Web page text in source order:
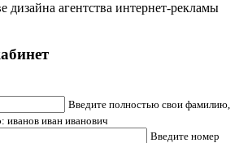
дизайна агентства интернет-рекламы
Введите полностью свои фамилию,
иванов иван иванович
Введите номер